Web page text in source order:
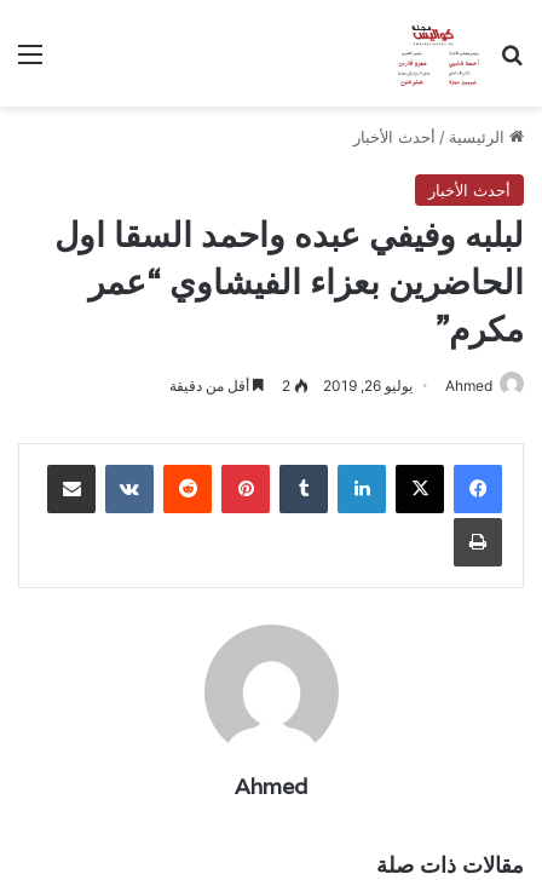
بحث عن
الرئيسية / أحدث الأخبار
أحدث الأخبار
لبلبه وفيفي عبده واحمد السقا اول
الحاضرين بعزاء الفيشاوي “عمر
مكرم”
Ahmed يوليو 26, 2019 2 أقل من دقيقة
لينكدإن بينتيريست مشاركة عبر البريد
طباعة
Ahmed
مقالات ذات صلة